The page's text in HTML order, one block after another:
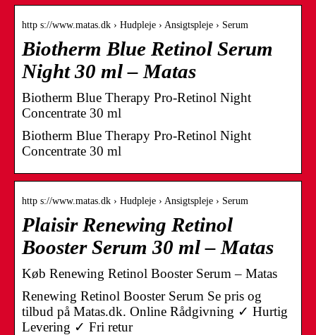
http s://www.matas.dk › Hudpleje › Ansigtspleje › Serum
Biotherm Blue Retinol Serum
Night 30 ml – Matas
Biotherm Blue Therapy Pro-Retinol Night
Concentrate 30 ml
Biotherm Blue Therapy Pro-Retinol Night
Concentrate 30 ml
http s://www.matas.dk › Hudpleje › Ansigtspleje › Serum
Plaisir Renewing Retinol
Booster Serum 30 ml – Matas
Køb Renewing Retinol Booster Serum – Matas
Renewing Retinol Booster Serum Se pris og
tilbud på Matas.dk. Online Rådgivning ✓ Hurtig
Levering ✓ Fri retur